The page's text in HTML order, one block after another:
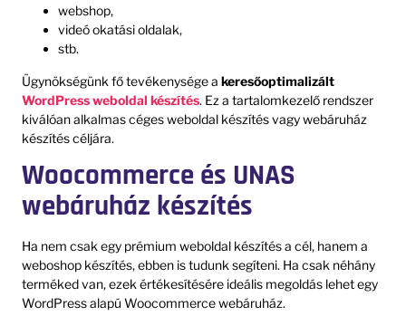
webshop,
videó okatási oldalak,
stb.
Ügynökségünk fő tevékenysége a keresőoptimalizált
WordPress weboldal készítés. Ez a tartalomkezelő rendszer
kiválóan alkalmas céges weboldal készítés vagy webáruház
készítés céljára.
Woocommerce és UNAS
webáruház készítés
Ha nem csak egy prémium weboldal készítés a cél, hanem a
weboshop készítés, ebben is tudunk segíteni. Ha csak néhány
terméked van, ezek értékesítésére ideális megoldás lehet egy
WordPress alapú Woocommerce webáruház.